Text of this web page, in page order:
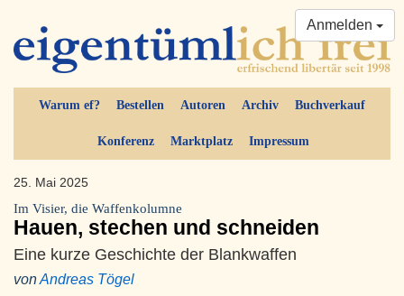
Warum ef? Bestellen Autoren Archiv Buchverkauf
Konferenz Marktplatz Impressum
Anmelden
25. Mai 2025
Im Visier, die Waffenkolumne
Hauen, stechen und schneiden
Eine kurze Geschichte der Blankwaffen
vonAndreas Tögel